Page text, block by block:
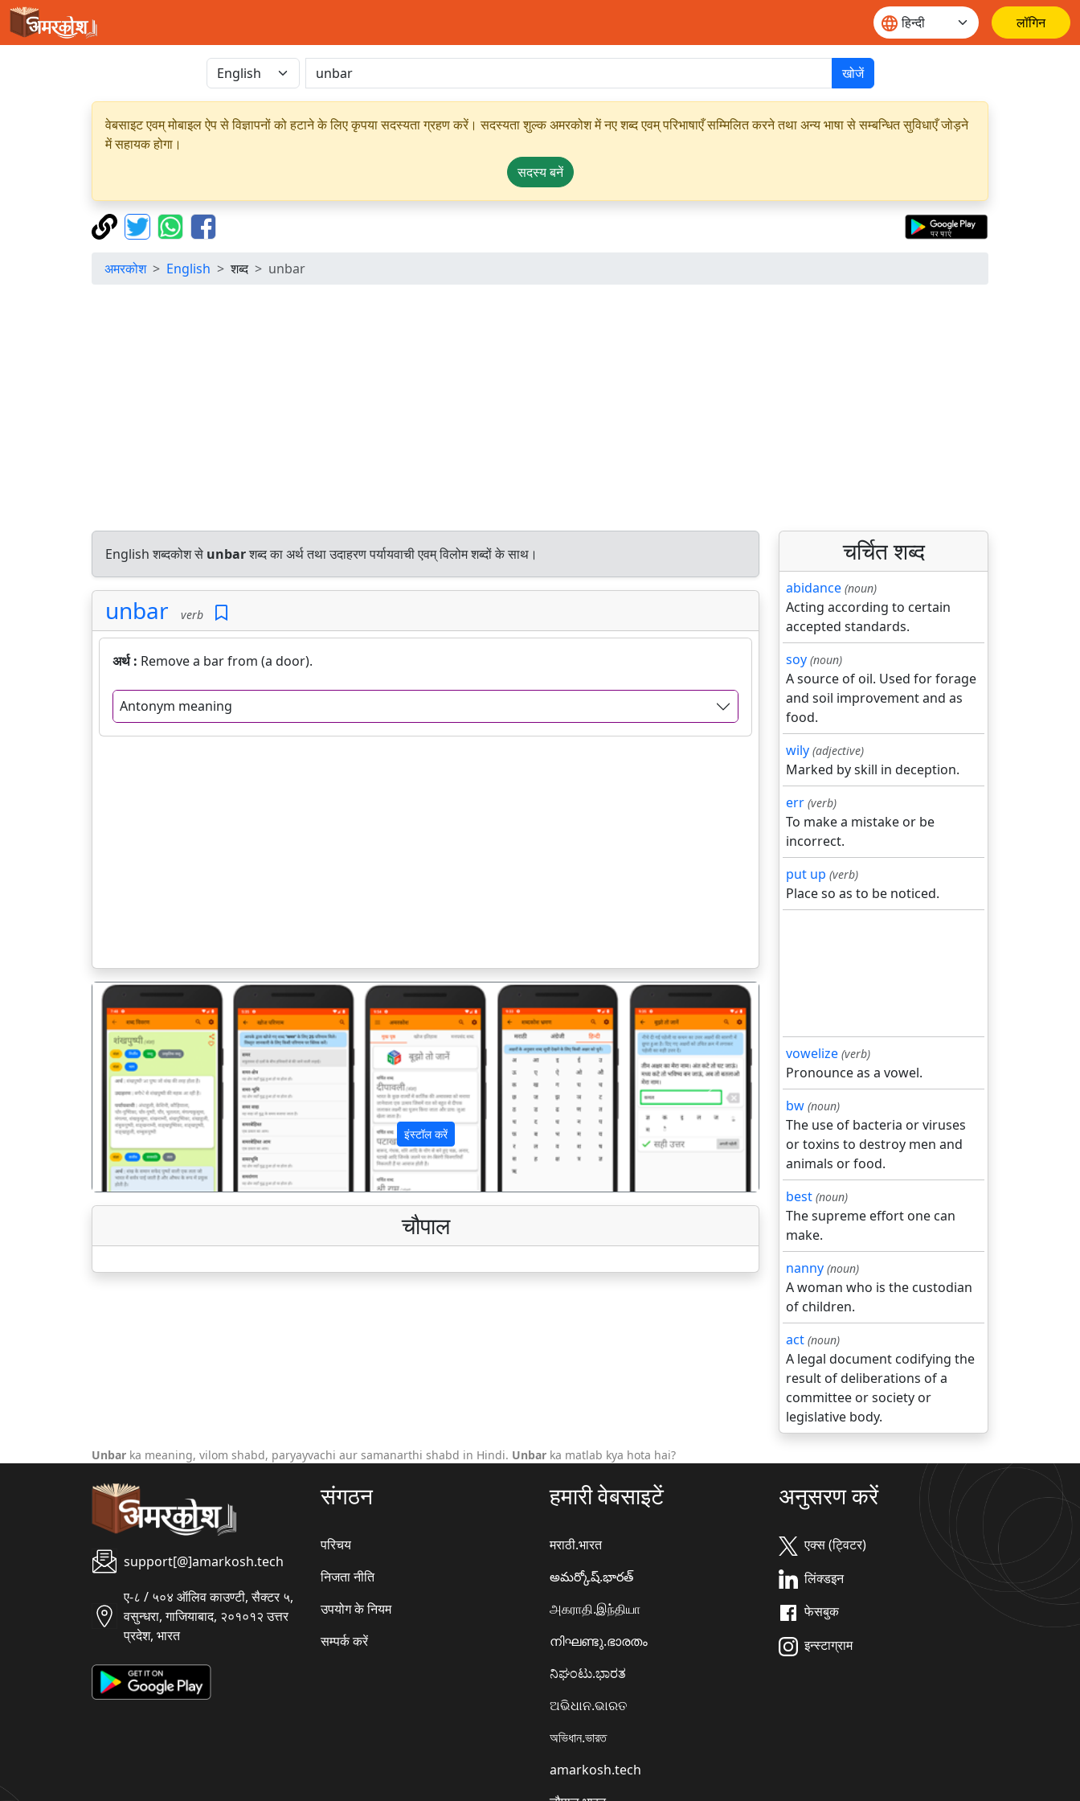
लॉगिन
खोजें
वेबसाइट एवम् मोबाइल ऐप से विज्ञापनों को हटाने के लिए कृपया सदस्यता ग्रहण करें। सदस्यता शुल्क अमरकोश में नए शब्द एवम् परिभाषाएँ सम्मिलित करने तथा अन्य भाषा से सम्बन्धित सुविधाएँ जोड़ने
में सहायक होगा।
सदस्य बनें
अमरकोश English शब्द unbar
English शब्दकोश से unbarशब्द का अर्थ तथा उदाहरण पर्यायवाची एवम् विलोम शब्दों के साथ।
unbar verb
अर्थ : Remove a bar from (a door).
Antonym meaning
इंस्टॉल करें
पिछला अगला
चौपाल
चर्चित शब्द
abidance (noun)
Acting according to certain
accepted standards.
soy (noun)
A source of oil. Used for forage
and soil improvement and as
food.
wily (adjective)
Marked by skill in deception.
err (verb)
To make a mistake or be
incorrect.
put up (verb)
Place so as to be noticed.
vowelize (verb)
Pronounce as a vowel.
bw (noun)
The use of bacteria or viruses
or toxins to destroy men and
animals or food.
best (noun)
The supreme effort one can
make.
nanny (noun)
A woman who is the custodian
of children.
act (noun)
A legal document codifying the
result of deliberations of a
committee or society or
legislative body.
Unbar ka meaning, vilom shabd, paryayvachi aur samanarthi shabd in Hindi. Unbar ka matlab kya hota hai?
support[@]amarkosh.tech
ए-८ / ५०४ ऑलिव काउण्टी, सैक्टर ५,
वसुन्धरा, गाजियाबाद, २०१०१२ उत्तर
प्रदेश, भारत
संगठन
परिचय
निजता नीति
उपयोग के नियम
सम्पर्क करें
हमारी वेबसाइटें
मराठी.भारत
అమర్కోష్.భారత్
அகராதி.இந்தியா
നിഘണ്ടു.ഭാരതം
ನಿಘಂಟು.ಭಾರತ
ଅଭିଧାନ.ଭାରତ
অভিধান.ভারত
amarkosh.tech
अनुसरण करें
एक्स (ट्विटर)
लिंक्डइन
फेसबुक
इन्स्टाग्राम